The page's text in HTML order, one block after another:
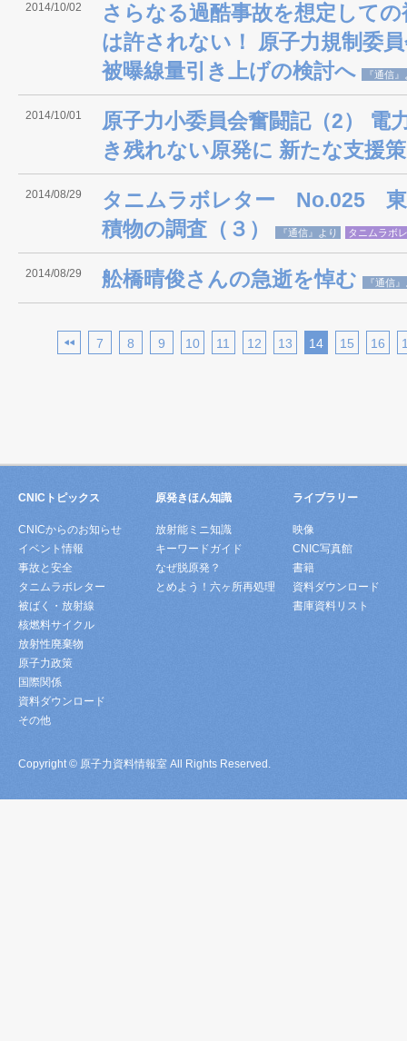
2014/10/02
さらなる過酷事故を想定して
は許されない！ 原子力規制委
被曝線量引き上げの検討へ
『通信
2014/10/01
原子力小委員会奮闘記（2） 電
き残れない原発に 新たな支援策
2014/08/29
タニムラボレター No.025 東
積物の調査（３）
『通信』より タニムラボ
2014/08/29 舩橋晴俊さんの急逝を悼む 『通信
7 8 9 10 11 12 13 14 15 16
CNICトピックス
CNICからのお知らせ
イベント情報
事故と安全
タニムラボレター
被ばく・放射線
核燃料サイクル
放射性廃棄物
原子力政策
国際関係
資料ダウンロード
その他
原発きほん知識
放射能ミニ知識
キーワードガイド
なぜ脱原発？
とめよう！六ヶ所再処理
ライブラリー
映像
CNIC写真館
書籍
資料ダウンロード
書庫資料リスト
Copyright © 原子力資料情報室 All Rights Reserved.